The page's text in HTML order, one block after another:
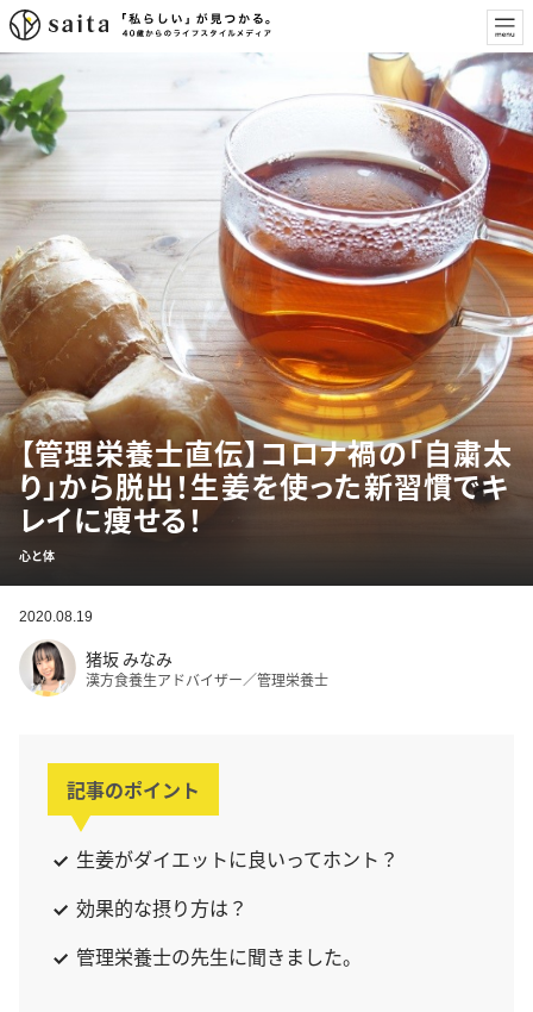
【管理栄養士直伝】コロナ禍の「自粛太
り」から脱出！生姜を使った新習慣でキ
レイに痩せる！
心と体
2020.08.19
猪坂 みなみ
漢方食養生アドバイザー／管理栄養士
記事のポイント
生姜がダイエットに良いってホント？
効果的な摂り方は？
管理栄養士の先生に聞きました。